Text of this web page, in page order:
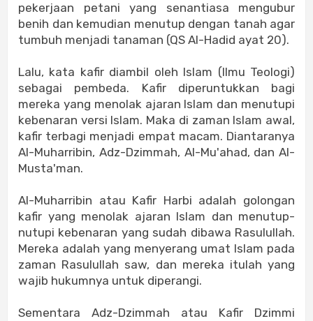
pekerjaan petani yang senantiasa mengubur
benih dan kemudian menutup dengan tanah agar
tumbuh menjadi tanaman (QS Al-Hadid ayat 20).
Lalu, kata kafir diambil oleh Islam (Ilmu Teologi)
sebagai pembeda. Kafir diperuntukkan bagi
mereka yang menolak ajaran Islam dan menutupi
kebenaran versi Islam. Maka di zaman Islam awal,
kafir terbagi menjadi empat macam. Diantaranya
Al-Muharribin, Adz-Dzimmah, Al-Mu'ahad, dan Al-
Musta'man.
Al-Muharribin atau Kafir Harbi adalah golongan
kafir yang menolak ajaran Islam dan menutup-
nutupi kebenaran yang sudah dibawa Rasulullah.
Mereka adalah yang menyerang umat Islam pada
zaman Rasulullah saw, dan mereka itulah yang
wajib hukumnya untuk diperangi.
Sementara Adz-Dzimmah atau Kafir Dzimmi